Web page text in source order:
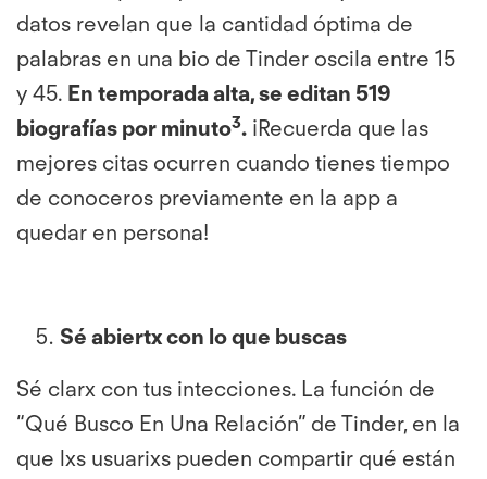
datos revelan que la cantidad óptima de
palabras en una bio de Tinder oscila entre 15
y 45. En temporada alta, se editan 519
biografías por minuto3. ¡Recuerda que las
mejores citas ocurren cuando tienes tiempo
de conoceros previamente en la app a
quedar en persona!
Sé abiertx con lo que buscas
Sé clarx con tus intecciones. La función de
“Qué Busco En Una Relación” de Tinder, en la
que lxs usuarixs pueden compartir qué están